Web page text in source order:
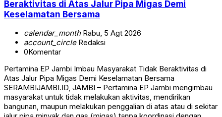
Beraktivitas di Atas Jalur Pipa Migas Demi
Keselamatan Bersama
calendar_monthRabu, 5 Agt 2026
account_circleRedaksi
0Komentar
Pertamina EP Jambi Imbau Masyarakat Tidak Beraktivitas di
Atas Jalur Pipa Migas Demi Keselamatan Bersama
SERAMBIJAMBI.ID, JAMBI – Pertamina EP Jambi mengimbau
masyarakat untuk tidak melakukan aktivitas, mendirikan
bangunan, maupun melakukan penggalian di atas atau di sekitar